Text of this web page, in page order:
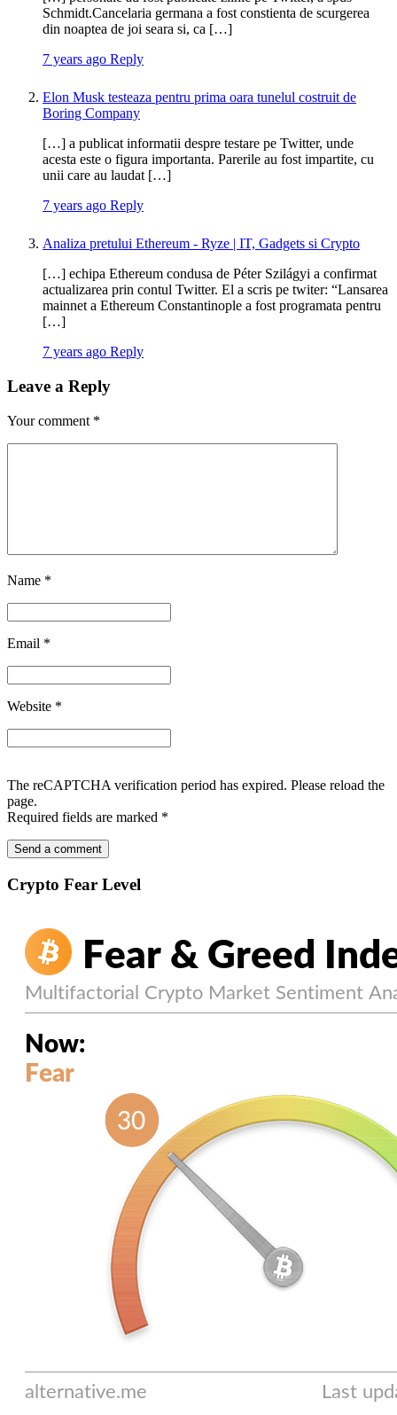
Schmidt.Cancelaria germana a fost constienta de scurgerea
din noaptea de joi seara si, ca […]
7 years ago Reply
Elon Musk testeaza pentru prima oara tunelul costruit de
Boring Company
[…] a publicat informatii despre testare pe Twitter, unde
acesta este o figura importanta. Parerile au fost impartite, cu
unii care au laudat […]
7 years ago Reply
Analiza pretului Ethereum - Ryze | IT, Gadgets si Crypto
[…] echipa Ethereum condusa de Péter Szilágyi a confirmat
actualizarea prin contul Twitter. El a scris pe twiter: “Lansarea
mainnet a Ethereum Constantinople a fost programata pentru
[…]
7 years ago Reply
Leave a Reply
Your comment *
Name *
Email *
Website *
The reCAPTCHA verification period has expired. Please reload the
page.
Required fields are marked *
Crypto Fear Level